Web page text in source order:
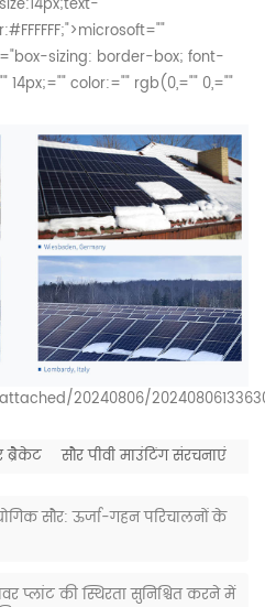
microsoft=""
sizing: border-box; font-
color:="" rgb(0,="" 0,=""
20240806/
ब्रैकेट सौर पीवी माउंटिंग संरचनाएं
सौर: ऊर्जा-गहन परिचालनों के
प्लांट की स्थिरता सुनिश्चित करने में